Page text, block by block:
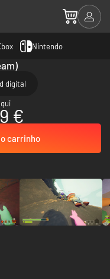
Nintendo
digital
€
carrinho